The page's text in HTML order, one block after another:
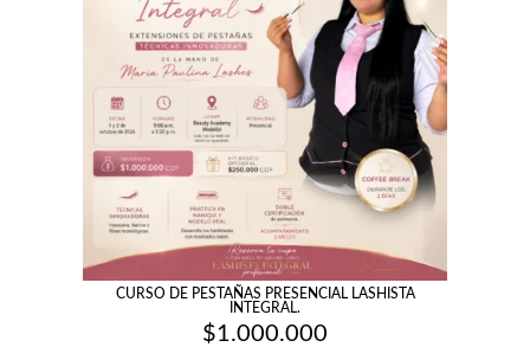
CURSO DE PESTAÑAS PRESENCIAL LASHISTA
INTEGRAL.
$1.000.000